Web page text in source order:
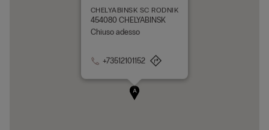
A
CHELYABINSK SC RODNIK
454080 CHELYABINSK
Chiuso adesso
+73512101152